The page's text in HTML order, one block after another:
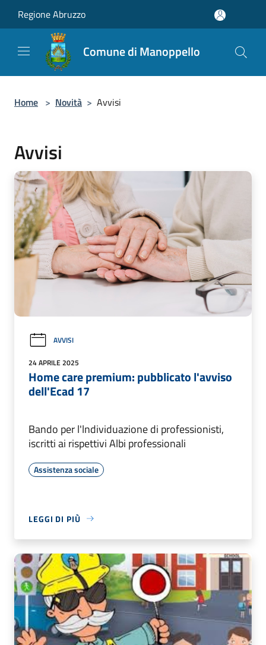
Regione Abruzzo
Comune di Manoppello
Home > Novità > Avvisi
Avvisi
AVVISI
24 APRILE 2025
Home care premium: pubblicato l'avviso
dell'Ecad 17
Bando per l'lndividuazione di professionisti,
iscritti ai rispettivi Albi professionali
Assistenza sociale
LEGGI DI PIÙ